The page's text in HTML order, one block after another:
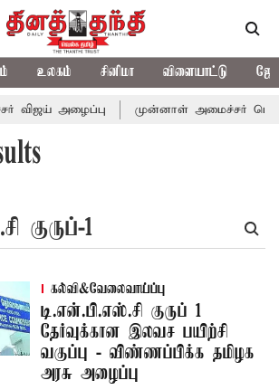
உலகம் சினிமா விளையாட்டு
விஜய் அழைப்பு முன்னாள் அமைச்சர்
கல்வி&வேலைவாய்ப்பு
டி.என்.பி.எஸ்.சி குருப் 1
தேர்வுக்கான இலவச பயிற்சி
வகுப்பு - விண்ணப்பிக்க தமிழக
அரசு அழைப்பு